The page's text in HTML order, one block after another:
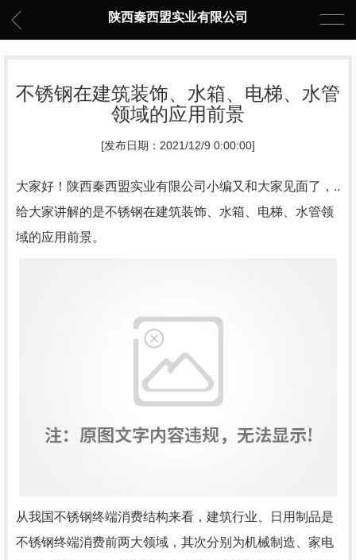
陕西秦西盟实业有限公司
不锈钢在建筑装饰、水箱、电梯、水管
领域的应用前景
[发布日期：2021/12/9 0:00:00]
大家好！陕西秦西盟实业有限公司小编又和大家见面了，..
给大家讲解的是不锈钢在建筑装饰、水箱、电梯、水管领
域的应用前景。
从我国不锈钢终端消费结构来看，建筑行业、日用制品是
不锈钢终端消费前两大领域，其次分别为机械制造、家电